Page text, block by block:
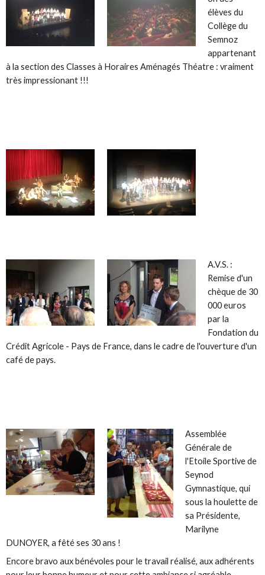
élèves du
Collège du
Semnoz
appartenant
à la section des Classes à Horaires Aménagés Théatre : vraiment
très impressionant !!!
A.V.S. :
Remise d'un
chèque de 30
000 euros
par la
Fondation du
Crédit Agricole - Pays de France, dans le cadre de l'ouverture d'un
café de pays.
Assemblée
Générale de
l'Etoile Sportive de
Seynod
Gymnastique, qui
sous la houlette de
sa Présidente,
Marilyne
DUNOYER, a fêté ses 30 ans !
Encore bravo aux bénévoles pour le travail réalisé, aux adhérents